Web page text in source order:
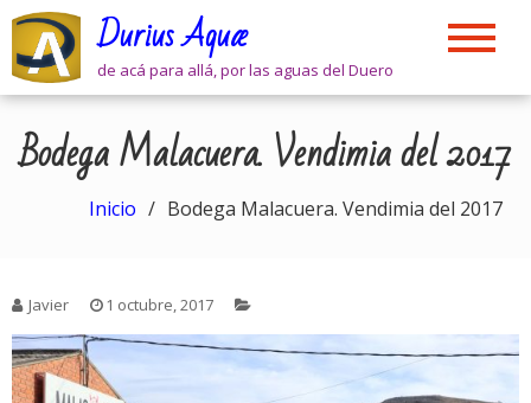
Skip
content
Durius Aquæ
de acá para allá, por las aguas del Duero
Bodega Malacuera. Vendimia del 2017
Inicio Bodega Malacuera. Vendimia del 2017
Javier 1 octubre, 2017